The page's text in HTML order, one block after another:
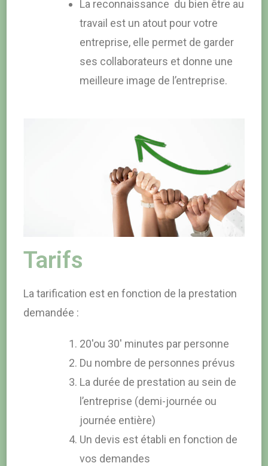
La reconnaissance du bien être au
travail est un atout pour votre
entreprise, elle permet de garder
ses collaborateurs et donne une
meilleure image de l’entreprise.
Tarifs
La tarification est en fonction de la prestation
demandée :
20′ou 30′ minutes par personne
Du nombre de personnes prévus
La durée de prestation au sein de
l’entreprise (demi-journée ou
journée entière)
Un devis est établi en fonction de
vos demandes